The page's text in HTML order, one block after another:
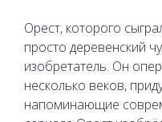
Орест, которого
просто деревенский
изобретатель. Он
несколько веков,
напоминающие